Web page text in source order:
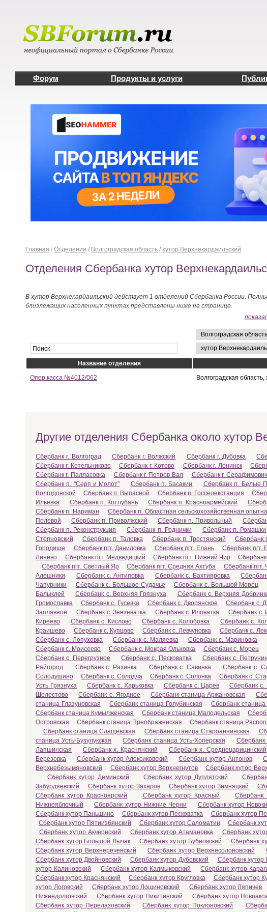
Форум Продукты и услуги
Главная / Отделения / Волгоградская область / хутор Верхнекардаильский
Отделения Сбербанка хутор
В хутор Верхнекардаильский действует 1 отделений Сбербанка России.
близлежащих населенных пунктах представлены ниже на странице.
Название отделения
Опер.касса №4012/062
Волгоградская
Другие отделения Сбербанка около хутор
Сбербанк г. Волгоград Сбербанк г. Волжский Сбербанк г. Дубовка
Сбербанк г. Котельниково
Сбербанк г. Котово Сбербанк г. Ленинск
Сбербанк г. Палласовка
Сбербанк г. Петров Вал Сбербанк г. Серафимович
Сбербанк п. "Серп и Молот"
Сбербанк п. Басакин Сбербанк п. Белые
Волгодонской
Сбербанк п. Выпасной Сбербанк п. Госселекстанция
Ильевка
Сбербанк п. Котлубань Сбербанк п. Красноармейский
Сбербанк п. Нариман
Сбербанк п. Областная сельскохозяйственная
Полевой
Сбербанк п. Приволжский Сбербанк п. Привольный
Сбербанк п. Реконструкция
Сбербанк п. Роднички Сбербанк п. Ромашки
Степновский
Сбербанк п. Таловка Сбербанк п. Тростянский Сбербанк
Городище
Сбербанк пгт. Даниловка Сбербанк пгт. Елань Сбербанк пгт.
Линево
Сбербанк пгт. Медведицкий Сбербанк пгт. Нижний Чир Сбербанк
Сбербанк пгт. Светлый Яр
Сбербанк пгт. Средняя Ахтуба Сбербанк пгт.
Алешники
Сбербанк с. Антиповка Сбербанк с. Бахтияровка
Чапурники
Сбербанк с. Большое Судачье Сбербанк с. Большой Морец
Балыклей
Сбербанк с. Верхняя Грязнуха Сбербанк с. Верхняя
Громославка
Сбербанк с. Гусевка Сбербанк с. Дворянское Сбербанк с.
Заплавное
Сбербанк с. Зензеватка Сбербанк с. Иловатка Сбербанк с.
Киреево
Сбербанк с. Кислово Сбербанк с. Колобовка Сбербанк с.
Краишево
Сбербанк с. Купцово Сбербанк с. Левчуновка Сбербанк с.
Сбербанк с. Лопуховка
Сбербанк с. Маляевка Сбербанк с. Мариновка
Сбербанк с. Моисеево
Сбербанк с. Мокрая Ольховка Сбербанк с. Морец
Сбербанк с. Перегрузное
Сбербанк с. Песковатка Сбербанк с.
Райгород
Сбербанк с. Рахинка Сбербанк с. Савинка Сбербанк с.
Солодушино
Сбербанк с. Солодча Сбербанк с. Солонка Сбербанк с.
Усть Грязнуха
Сбербанк с. Харьковка Сбербанк с. Царев Сбербанк с.
Шелестово
Сбербанк с. Ягодное Сбербанк станица Аржановская
станица Глазуновская
Сбербанк станица Голубинская Сбербанк станица
Сбербанк станица Кумылженская
Сбербанк станица Малодельская
Островская
Сбербанк станица Преображенская Сбербанк станица
Сбербанк станица Слащевская
Сбербанк станица Староаннинская
станица Усть-Бузулукская
Сбербанк станица Усть-Хоперская Сбербанк
Лапшинская
Сбербанк х. Краснянский Сбербанк х. Среднецарицинский
Березовка
Сбербанк хутор Алексиковский Сбербанк хутор Антонов
Верхнебезымяновский
Сбербанк хутор Верхнегнутов Сбербанк хутор
Сбербанк хутор Деминский
Сбербанк хутор Дуплятский
Забурдяевский
Сбербанк хутор Захаров Сбербанк хутор Зимняцкий
Сбербанк хутор Красноярский
Сбербанк хутор Красный Сбербанк
Нижнеяблочный
Сбербанк хутор Нижние Черни Сбербанк хутор
Сбербанк хутор Паньшино
Сбербанк хутор Песковатка Сбербанк хутор
Сбербанк хутор Пятиизбянский
Сбербанк хутор Саломатин Сбербанк
Сбербанк хутор Акчернский
Сбербанк хутор Атамановка Сбербанк
Сбербанк хутор Большой Лычак
Сбербанк хутор Бубновский Сбербанк
Сбербанк хутор Верхнереченский
Сбербанк хутор Верхнесолоновский
Сбербанк хутор Двойновский
Сбербанк хутор Дубовский Сбербанк хутор
хутор Калиновский
Сбербанк хутор Калмыковский Сбербанк хутор
Сбербанк хутор Краснянский
Сбербанк хутор Кругловка Сбербанк хутор
хутор Логовский
Сбербанк хутор Лощиновский Сбербанк хутор Ляпичев
Нижнедолговский
Сбербанк хутор Никитинский Сбербанк хутор
Сбербанк хутор Перелазовский
Сбербанк хутор Поклоновский